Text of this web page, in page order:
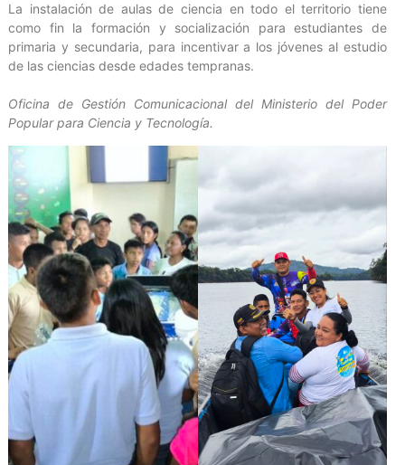
La instalación de aulas de ciencia en todo el territorio tiene
como fin la formación y socialización para estudiantes de
primaria y secundaria, para incentivar a los jóvenes al estudio
de las ciencias desde edades tempranas.
Oficina de Gestión Comunicacional del Ministerio del Poder
Popular para Ciencia y Tecnología.